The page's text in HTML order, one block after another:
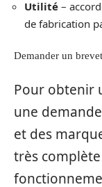
Utilité –
de fabrication
Demander un brevet
Pour obtenir
une
et des
très